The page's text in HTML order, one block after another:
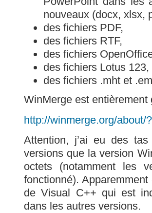
nouveaux (docx, xlsx,
des fichiers PDF,
des fichiers RTF,
des fichiers
des fichiers Lotus 123,
des fichiers .mht et .eml
WinMerge est
http://winmerge.org/about/
Attention, j’ai eu des
versions que la version
octets (notamment les
fonctionné).
de Visual C++ qui est
dans les autres versions.